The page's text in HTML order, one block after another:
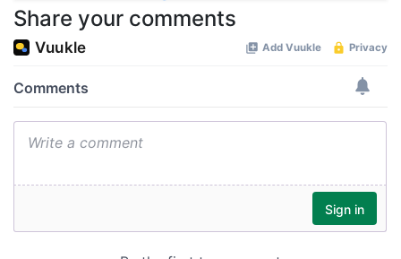
Share your comments